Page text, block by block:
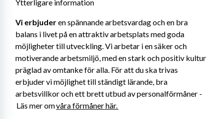
Ytterligare information
Vi erbjuder en spännande arbetsvardag och en bra
balans i livet på en attraktiv arbetsplats med goda
möjligheter till utveckling. Vi arbetar i en säker och
motiverande arbetsmiljö, med en stark och positiv kultur
präglad av omtanke för alla. För att du ska trivas
erbjuder vi möjlighet till ständigt lärande, bra
arbetsvillkor och ett brett utbud av personalförmåner -
Läs mer om våra förmåner här.